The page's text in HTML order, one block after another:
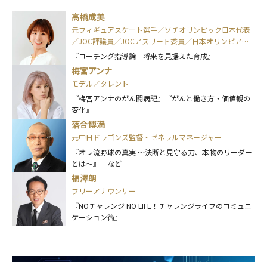
高橋成美
元フィギュアスケート選手／ソチオリンピック日本代表
／JOC評議員／JOCアスリート委員／日本オリンピアン
ズ協会(OAJ)理事
『コーチング指導論 将来を見据えた育成』
梅宮アンナ
モデル／タレント
『梅宮アンナのがん闘病記』『がんと働き方・価値観の
変化』
落合博満
元中日ドラゴンズ監督・ゼネラルマネージャー
『オレ流野球の真実 ～決断と見守る力、本物のリーダー
とは～』 など
福澤朗
フリーアナウンサー
『NOチャレンジ NO LIFE！チャレンジライフのコミュニ
ケーション術』